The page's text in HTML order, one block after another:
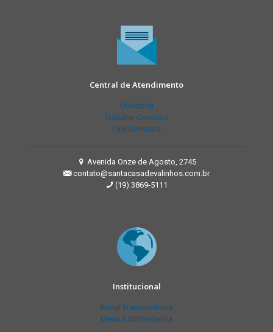
Central de Atendimento
Ouvidoria
Trabalhe Conosco
Fale Conosco
Avenida Onze de Agosto, 2745
contato@santacasadevalinhos.com.br
(19) 3869-5111
Institucional
Portal Transparência
Mesa Administrativa